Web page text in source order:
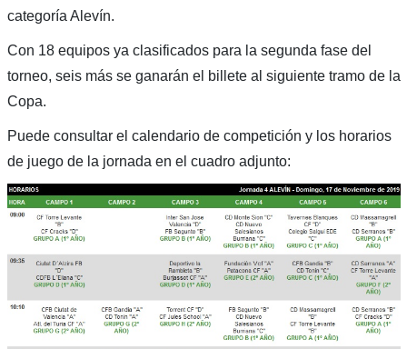
categoría Alevín.
Con 18 equipos ya clasificados para la segunda fase del
torneo, seis más se ganarán el billete al siguiente tramo de la
Copa.
Puede consultar el calendario de competición y los horarios
de juego de la jornada en el cuadro adjunto: